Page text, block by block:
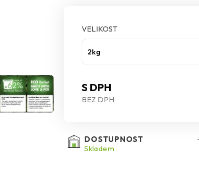
VELIKOST
2kg
S DPH
BEZ DPH
DOSTUPNOST
Skladem